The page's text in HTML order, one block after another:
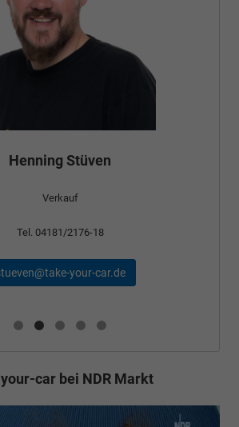
Henning Stüven
Verkauf
Tel. 04181/2176-18
your-car.de
car bei NDR Markt